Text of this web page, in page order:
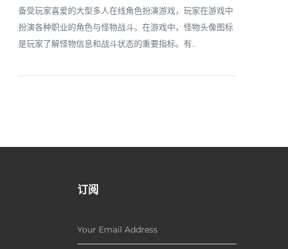
备受玩家喜爱的大型多人在线角色扮演游戏，玩家在游戏中
扮演各种职业的角色与怪物战斗。在游戏中，怪物头像图标
是玩家了解怪物信息和战斗状态的重要指标。有...
订阅
Your Email Address